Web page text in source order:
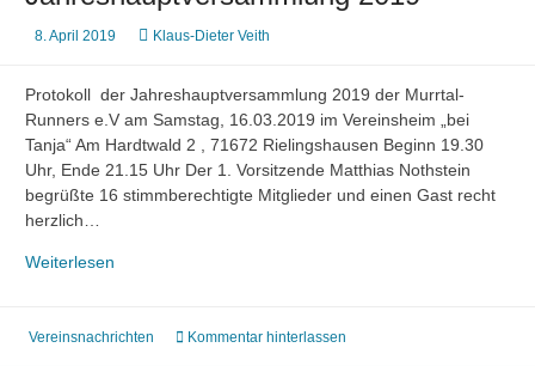
8. April 2019 Klaus-Dieter Veith
Protokoll der Jahreshauptversammlung 2019 der Murrtal-
Runners e.V am Samstag, 16.03.2019 im Vereinsheim „bei
Tanja“ Am Hardtwald 2 , 71672 Rielingshausen Beginn 19.30
Uhr, Ende 21.15 Uhr Der 1. Vorsitzende Matthias Nothstein
begrüßte 16 stimmberechtigte Mitglieder und einen Gast recht
herzlich…
Weiterlesen
2019
Vereinsnachrichten Kommentar hinterlassen